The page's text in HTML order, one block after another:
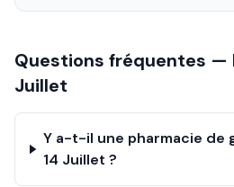
Questions fréquentes —
Juillet
Y a-t-il une pharmacie de
14 Juillet ?